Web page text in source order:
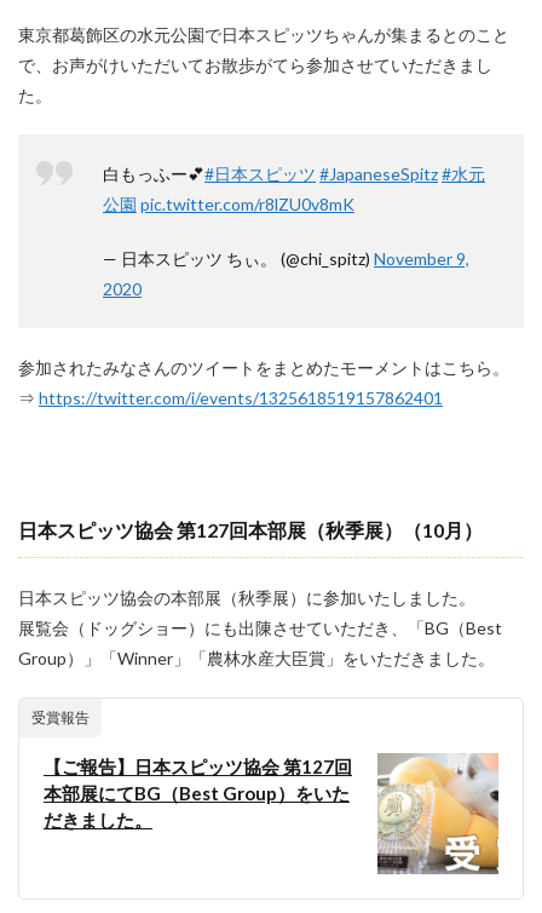
東京都葛飾区の水元公園で日本スピッツちゃんが集まるとのこと
で、お声がけいただいてお散歩がてら参加させていただきまし
た。
白もっふー💕#日本スピッツ #JapaneseSpitz#水元
公園 pic.twitter.com/r8lZU0v8mK
— 日本スピッツ ちぃ。 (@chi_spitz) November 9,
2020
参加されたみなさんのツイートをまとめたモーメントはこちら。
⇒ https://twitter.com/i/events/1325618519157862401
日本スピッツ協会 第127回本部展（秋季展）（10月）
日本スピッツ協会の本部展（秋季展）に参加いたしました。
展覧会（ドッグショー）にも出陳させていただき、「BG（Best
Group）」「Winner」「農林水産大臣賞」をいただきました。
受賞報告
【ご報告】日本スピッツ協会 第127回
本部展にてBG（Best Group）をいた
だきました。